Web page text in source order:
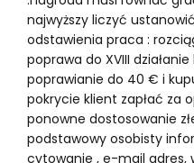
najwyższy liczyć
odstawienia praca :
poprawa do XVIII
poprawianie do 40 € i
pokrycie klient zapłać za
ponowne dostosowanie
podstawowy osobisty
cytowanie , e-mail adres,